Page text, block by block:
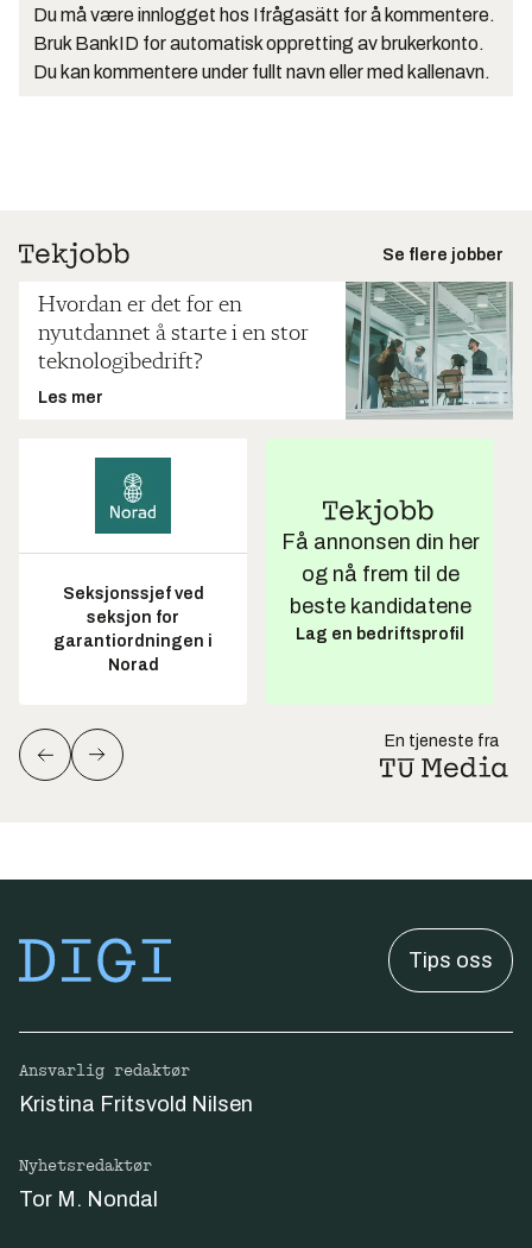
Du må være innlogget hos Ifrågasätt for å kommentere.
Bruk BankID for automatisk oppretting av brukerkonto.
Du kan kommentere under fullt navn eller med kallenavn.
Se flere jobber
Hvordan er det for en
nyutdannet å starte i en stor
teknologibedrift?
Les mer
Seksjonssjef ved
seksjon for
garantiordningen i
Norad
Få annonsen din her
og nå frem til de
beste kandidatene
Lag en bedriftsprofil
En tjeneste fra
Tips oss
Ansvarlig redaktør
Kristina Fritsvold Nilsen
Nyhetsredaktør
Tor M. Nondal